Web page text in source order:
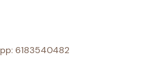
6183540482